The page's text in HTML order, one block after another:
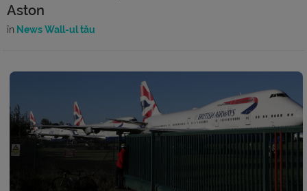
Aston
în News Wall-ul tău